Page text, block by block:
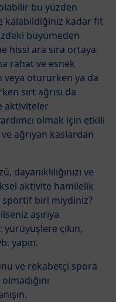
bu yüzden
kalabildiğiniz kadar fit
büyümeden
hissi ara sıra ortaya
rahat ve esnek
veya otururken ya da
sırt ağrısı da
aktiviteler
olmak için etkili
ağrıyan kaslardan
ve
aktivite hamilelik
sportif biri miydiniz?
aşırıya
çıkın,
yapın.
ve rekabetçi spora